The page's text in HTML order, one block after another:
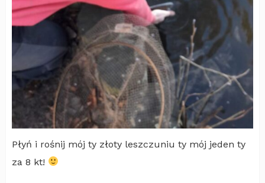
Płyń i rośnij mój ty złoty leszczuniu ty mój jeden ty
za 8 kt!